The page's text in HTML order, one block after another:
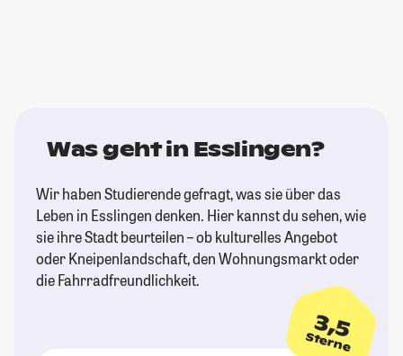
Was geht in Esslingen?
Wir haben Studierende gefragt, was sie über das
Leben in Esslingen denken. Hier kannst du sehen, wie
sie ihre Stadt beurteilen – ob kulturelles Angebot
oder Kneipenlandschaft, den Wohnungsmarkt oder
die Fahrradfreundlichkeit.
3,5
Sterne